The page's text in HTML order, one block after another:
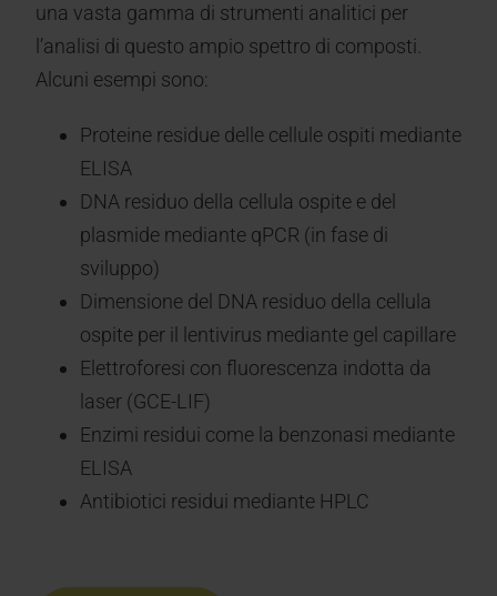
una vasta gamma di strumenti analitici per
l’analisi di questo ampio spettro di composti.
Alcuni esempi sono:
Proteine residue delle cellule ospiti mediante
ELISA
DNA residuo della cellula ospite e del
plasmide mediante qPCR (in fase di
sviluppo)
Dimensione del DNA residuo della cellula
ospite per il lentivirus mediante gel capillare
Elettroforesi con fluorescenza indotta da
laser (GCE-LIF)
Enzimi residui come la benzonasi mediante
ELISA
Antibiotici residui mediante HPLC